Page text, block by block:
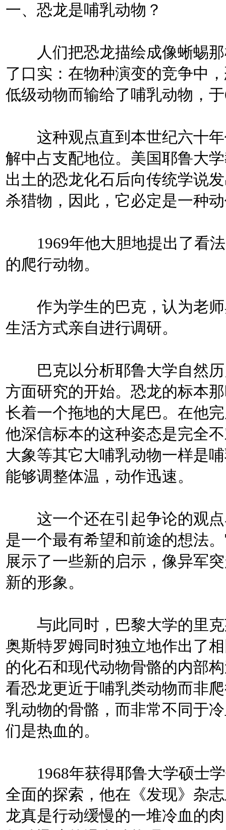
一、恐龙是哺乳动物？
人们把恐龙描绘成像蜥蜴那
了口实：在物种演变的竞争中
低级动物而输给了哺乳动物，
这种观点直到本世纪六十年
解中占支配地位。美国耶鲁大
出土的恐龙化石后向传统学说
杀猎物，因此，它必定是一种
1969年他大胆地提出了看法
的爬行动物。
作为学生的巴克，认为老师
生活方式亲自进行调研。
巴克以分析耶鲁大学自然历
方面研究的开始。恐龙的标本
长着一个拖地的大尾巴。在他
他深信标本的这种姿态是完全
大象等其它大哺乳动物一样是
能够调整体温，动作迅速。
这一个还在引起争论的观点
是一个最有希望和前途的想法
展示了一些新的启示，像异军
新的形象。
与此同时，巴黎大学的里克
奥斯特罗姆同时独立地作出了
的化石和现代动物骨骼的内部
看恐龙更近于哺乳类动物而非
乳动物的骨骼，而非常不同于
们是热血的。
1968年获得耶鲁大学硕士学
全面的探索，他在《发现》杂
龙真是行动缓慢的一堆冷血的